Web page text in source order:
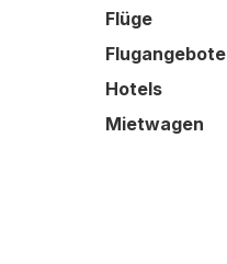
Flüge
Flugangebote
Hotels
Mietwagen